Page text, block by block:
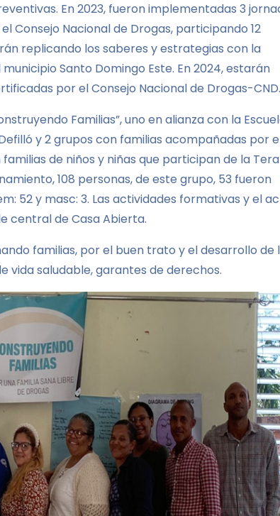
En 2023, fueron implementadas 3
Consejo Nacional de Drogas, participando 12
replicando los saberes y estrategias con la
Santo Domingo Este. En 2024, estarán
por el Consejo Nacional de Drogas-CND.
Familias”, uno en alianza con la
y 2 grupos con familias acompañadas por
de niños y niñas que participan de la
108 personas, de este grupo, 53 fueron
52 y masc: 3. Las actividades formativas y el
central de Casa Abierta.
familias, por el buen trato y el desarrollo de
saludable, garantes de derechos.